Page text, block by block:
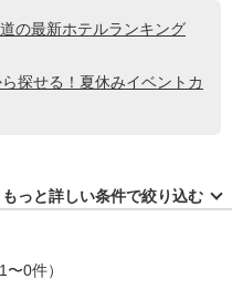
の最新ホテルランキング
ら探せる！夏休みイベントカ
もっと詳しい条件で絞り込む
〜0件）